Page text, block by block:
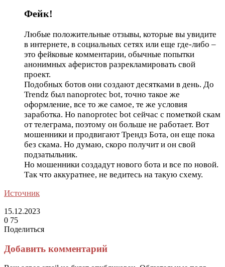
Фейк!
Любые положительные отзывы, которые вы увидите
в интернете, в социальных сетях или еще где-либо –
это фейковые комментарии, обычные попытки
анонимных аферистов разрекламировать свой
проект.
Подобных ботов они создают десятками в день. До
Trendz был nanoprotec bot, точно такое же
оформление, все то же самое, те же условия
заработка. Но nanoprotec bot сейчас с пометкой скам
от телеграма, поэтому он больше не работает. Вот
мошенники и продвигают Трендз Бота, он еще пока
без скама. Но думаю, скоро получит и он свой
подзатыльник.
Но мошенники создадут нового бота и все по новой.
Так что аккуратнее, не ведитесь на такую схему.
Источник
15.12.2023
0 75
Поделиться
через
электронную
почту
Добавить комментарий